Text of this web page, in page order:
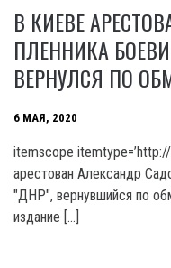
В КИЕВЕ
ПЛЕННИКА
ВЕРНУЛСЯ ПО
6 МАЯ, 2020
itemscope
арестован Александр
"ДНР", вернувшийся по
издание […]